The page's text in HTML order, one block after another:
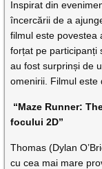
Inspirat din
încercării de a
filmul este povestea
forțat pe participanți
au fost surprinși de
omenirii. Filmul este
“Maze Runner:
focului 2D”
Thomas (Dylan
cu cea mai mare